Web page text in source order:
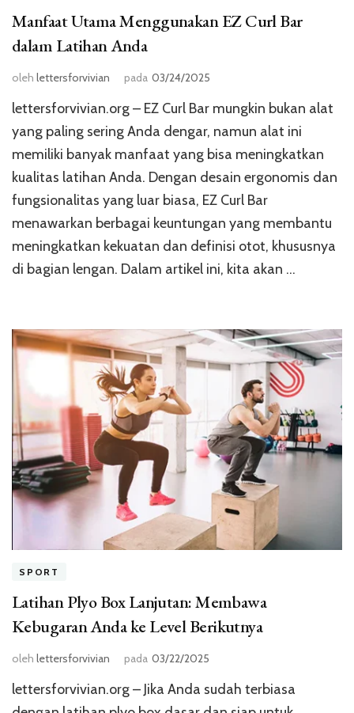
Manfaat Utama Menggunakan EZ Curl Bar
dalam Latihan Anda
oleh lettersforvivian pada 03/24/2025
lettersforvivian.org – EZ Curl Bar mungkin bukan alat
yang paling sering Anda dengar, namun alat ini
memiliki banyak manfaat yang bisa meningkatkan
kualitas latihan Anda. Dengan desain ergonomis dan
fungsionalitas yang luar biasa, EZ Curl Bar
menawarkan berbagai keuntungan yang membantu
meningkatkan kekuatan dan definisi otot, khususnya
di bagian lengan. Dalam artikel ini, kita akan …
SPORT
Latihan Plyo Box Lanjutan: Membawa
Kebugaran Anda ke Level Berikutnya
oleh lettersforvivian pada 03/22/2025
lettersforvivian.org – Jika Anda sudah terbiasa